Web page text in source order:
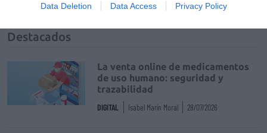
Data Deletion Data Access Privacy Policy
Destacados
La venta online de medicamentos
de uso humano: seguridad y
trazabilidad
DIGITAL Isabel Marín Moral 28/07/2026